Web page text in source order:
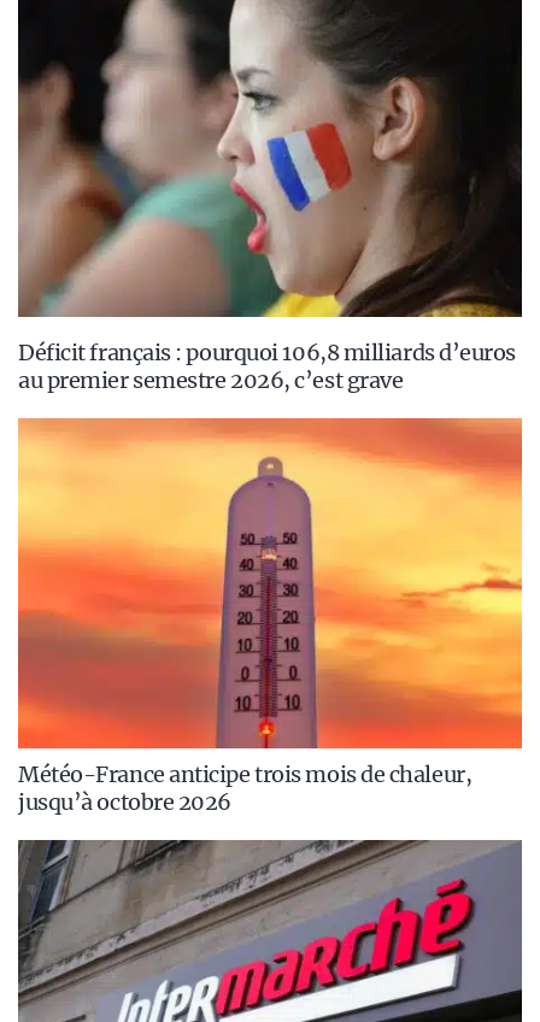
Déficit français : pourquoi 106,8 milliards d’euros
au premier semestre 2026, c’est grave
Météo-France anticipe trois mois de chaleur,
jusqu’à octobre 2026